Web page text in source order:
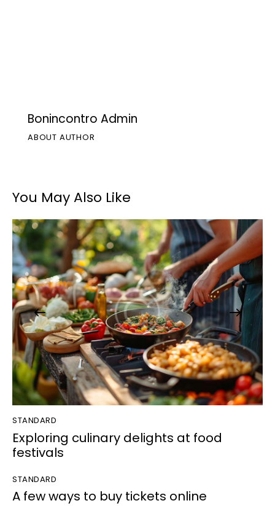
Bonincontro Admin
ABOUT AUTHOR
You May Also Like
STANDARD
Exploring culinary delights at food
festivals
STANDARD
A few ways to buy tickets online